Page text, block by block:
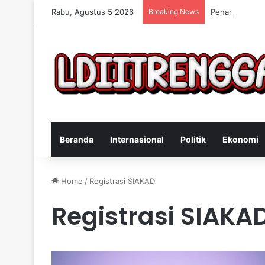
Rabu, Agustus 5 2026 Breaking News Penangkapan
Beranda Internasional Politik Ekonomi
Home / Registrasi SIAKAD
Registrasi